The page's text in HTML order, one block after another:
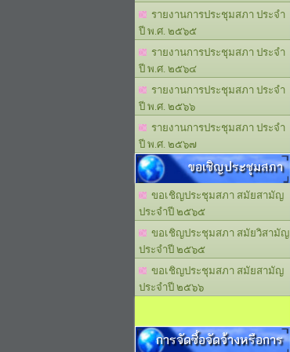
รายงานการประชุมสภา ประจำ
ปี พ.ศ. ๒๕๖๕
รายงานการประชุมสภา ประจำ
ปี พ.ศ. ๒๕๖๔
รายงานการประชุมสภา ประจำ
ปี พ.ศ. ๒๕๖๖
รายงานการประชุมสภา ประจำ
ปี พ.ศ. ๒๕๖๗
ขอเชิญประชุมสภา
ขอเชิญประชุมสภา สมัยสามัญ
ประจำปี ๒๕๖๕
ขอเชิญประชุมสภา สมัยวิสามัญ
ประจำปี ๒๕๖๕
ขอเชิญประชุมสภา สมัยสามัญ
ประจำปี ๒๕๖๖
การจัดซื้อจัดจ้างหรือการ